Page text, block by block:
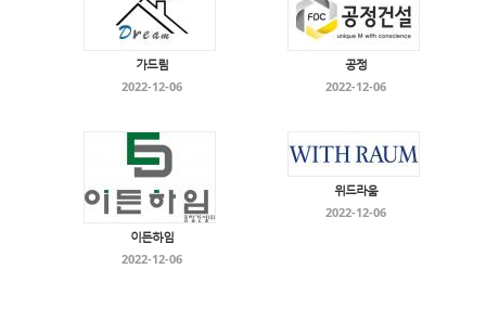
가드림
2022-12-06
공정
2022-12-06
이든하임
2022-12-06
위드라움
2022-12-06